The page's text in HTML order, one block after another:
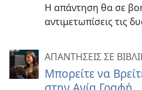
Η απάντηση θα σε
αντιμετωπίσεις τις
ΑΠΑΝΤΗΣΕΙΣ ΣΕ
Μπορείτε να